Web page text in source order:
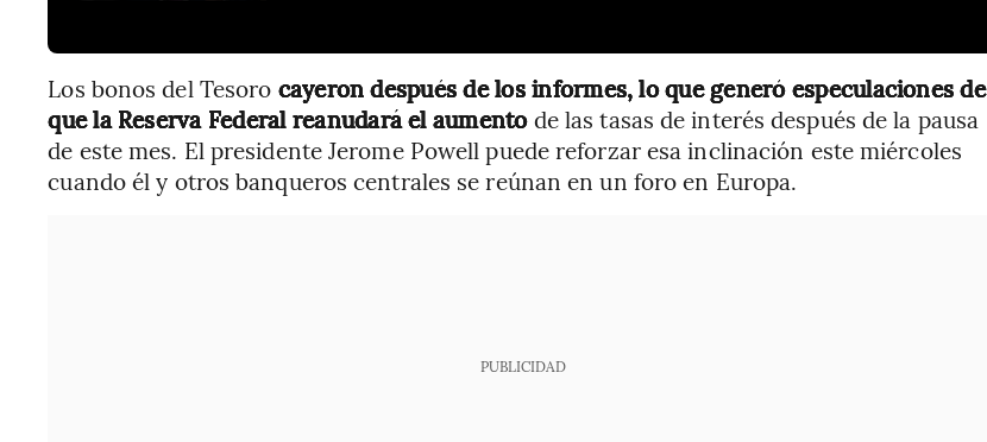
Los bonos del Tesoro cayeron después de los informes, lo que generó especulaciones de
que la Reserva Federal reanudará el aumentode las tasas de interés después de la pausa
de este mes. El presidente Jerome Powell puede reforzar esa inclinación este miércoles
cuando él y otros banqueros centrales se reúnan en un foro en Europa.
PUBLICIDAD